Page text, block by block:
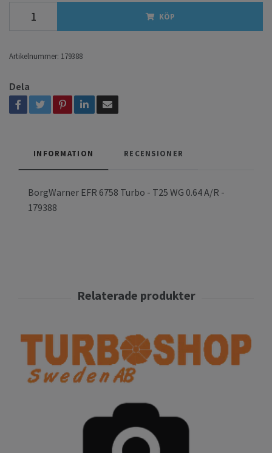
KÖP
Artikelnummer: 179388
Dela
INFORMATION RECENSIONER
BorgWarner EFR 6758 Turbo - T25 WG 0.64 A/R -
179388